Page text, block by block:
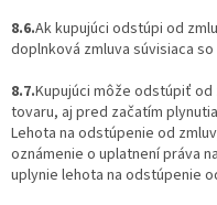
8.6.Ak kupujúci odstúpi od
doplnková zmluva súvisiaca
8.7.Kupujúci môže odstúpiť
tovaru, aj pred začatím
Lehota na odstúpenie od
oznámenie o uplatnení práva
uplynie lehota na odstúpenie